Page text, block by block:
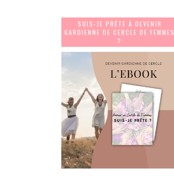
SUIS-JE PRÊTE À DEVENIR
GARDIENNE DE CERCLE DE FEMMES
?